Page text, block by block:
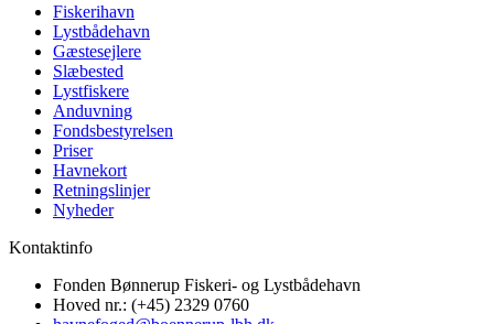
Fiskerihavn
Lystbådehavn
Gæstesejlere
Slæbested
Lystfiskere
Anduvning
Fondsbestyrelsen
Priser
Havnekort
Retningslinjer
Nyheder
Kontaktinfo
Fonden Bønnerup Fiskeri- og Lystbådehavn
Hoved nr.: (+45) 2329 0760